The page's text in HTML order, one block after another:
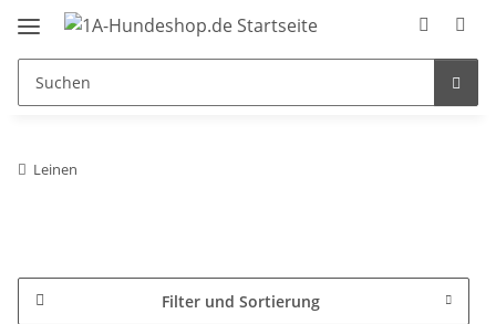
Leinen
Filter und Sortierung